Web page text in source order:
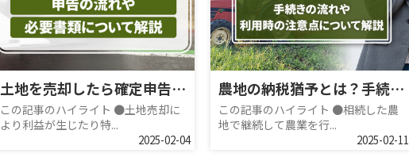
土地を売却したら確定申告が必要！申告の流れや必要書類について解説
この記事のハイライト ●土地売却に
より利益が生じたり特...
2025-02-04
農地の納税猶予とは？手続きの流れや利用時の注意点について解説
この記事のハイライト ●相続した農
地で継続して農業を行...
2025-02-11